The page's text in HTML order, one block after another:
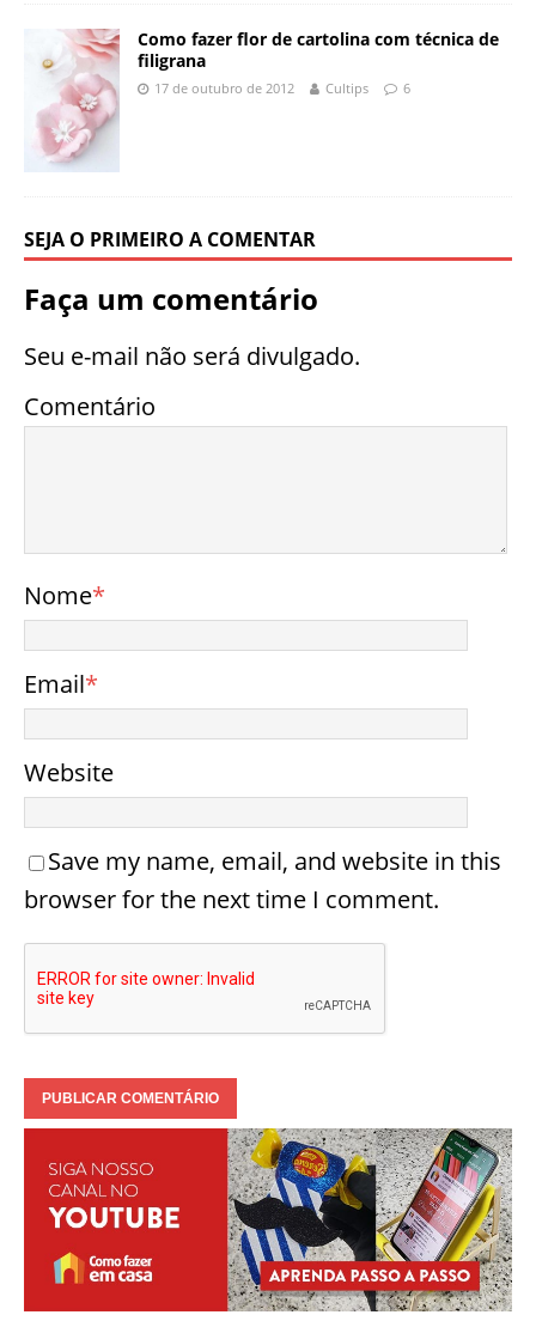
Como fazer flor de cartolina com técnica de
filigrana
17 de outubro de 2012 Cultips 6
SEJA O PRIMEIRO A COMENTAR
Faça um comentário
Seu e-mail não será divulgado.
Comentário
Nome*
Email*
Website
Save my name, email, and website in this
browser for the next time I comment.